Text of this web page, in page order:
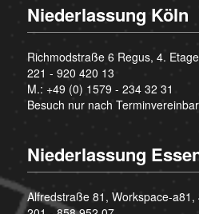
Niederlassung Köln
Richmodstraße 6 Regus, 4.
221 - 920 420 13
M.: +49 (0) 1579 - 234 32 31
Besuch nur nach
Niederlassung
Alfredstraße 81, Workspace-a81,